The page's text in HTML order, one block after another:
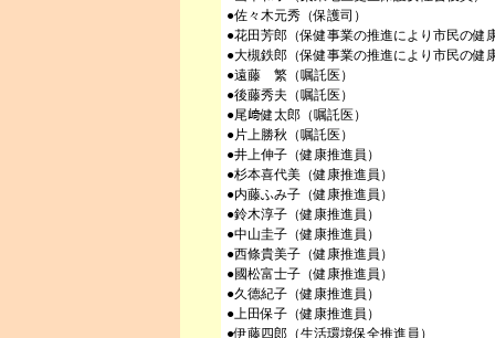
●佐々木元秀（保護司）
●花田芳郎（保健事業の推進により市民の健
●大槻鉄郎（保健事業の推進により市民の健
●遠藤 繁（嘱託医）
●後藤秀夫（嘱託医）
●尾﨑健太郎（嘱託医）
●片上勝秋（嘱託医）
●井上伸子（健康推進員）
●杉本喜代美（健康推進員）
●内藤ふみ子（健康推進員）
●鈴木淳子（健康推進員）
●中山圭子（健康推進員）
●西條貴美子（健康推進員）
●國松富士子（健康推進員）
●久德紀子（健康推進員）
●上田保子（健康推進員）
●伊藤四郎（生活環境保全推進員）